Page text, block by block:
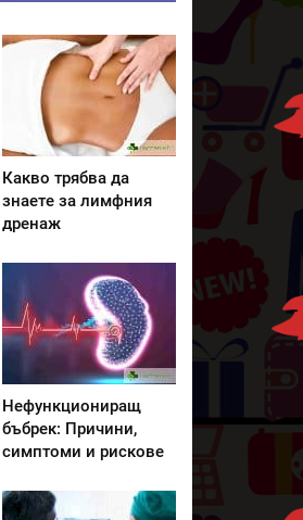
Какво трябва да
знаете за лимфния
дренаж
Нефункциониращ
бъбрек: Причини,
симптоми и рискове